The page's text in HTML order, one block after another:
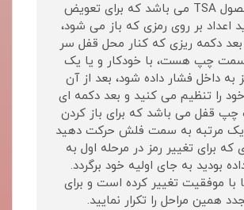
قفل این محصول TSA می باشد که برای تعویض
اعداد بر روی رمزی که باز می شود،
بعد دکمه ریزی که کنار محل قفل سر
چپ هست، با خودکار و یا یک
داخل فشار داده شود، بعد از آن
را تنظیم می کنید و بعد دکمه ای
قفل می باشد که برای باز کردن
یک مرتبه به سمت فلش حرکت دهید
که برای تغییر رمز در مرحله اول به
بودید به جای اولیه خود برگردد.
با موفقیت تغییر کرده است و برای
همین مراحل را تکرار نمایید.